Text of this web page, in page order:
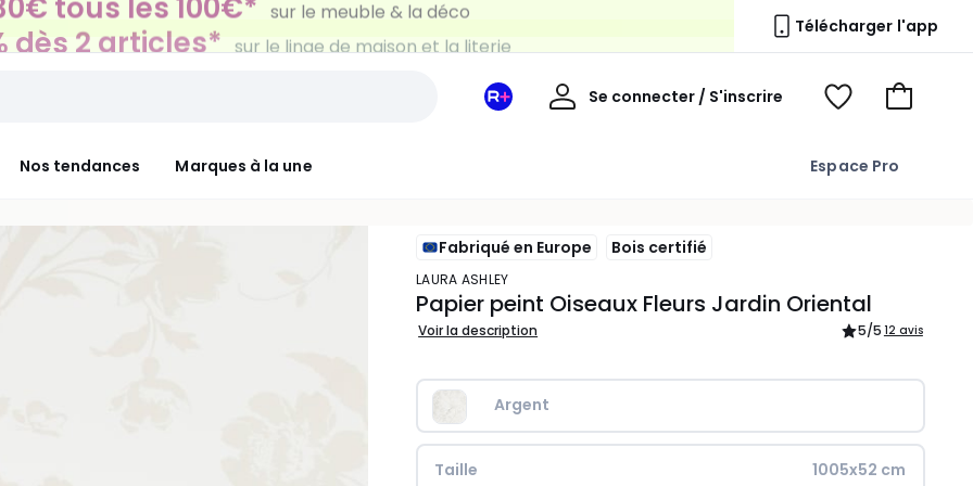
dès 2 articles* sur le linge de maison et la literie Télécharger l'app
Nos tendances Marques à la une Espace Pro
Mon
Se connecter / S'inscrire
Mon
Voir
Voir
Fabriqué en Europe Bois certifié
LAURA ASHLEY
Papier peint Oiseaux Fleurs Jardin Oriental
Voir la description 5/5 12 avis
Argent
Taille 1005x52 cm